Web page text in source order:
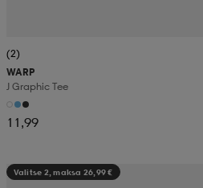
(2)
WARP
J Graphic Tee
11,99
Valitse 2, maksa 26,99 €